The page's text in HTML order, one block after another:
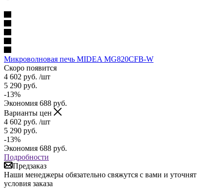
Микроволновая печь MIDEA MG820CFB-W
Скоро появится
4 602 руб. /шт
5 290 руб.
-13%
Экономия 688 руб.
Варианты цен
4 602 руб. /шт
5 290 руб.
-13%
Экономия 688 руб.
Подробности
Предзаказ
Наши менеджеры обязательно свяжутся с вами и уточнят
условия заказа